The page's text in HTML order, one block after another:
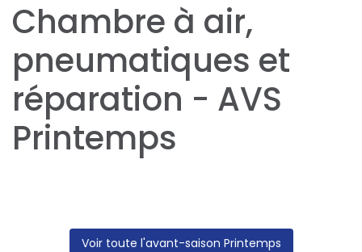
Chambre à air,
pneumatiques et
réparation - AVS
Printemps
Voir toute l'avant-saison Printemps